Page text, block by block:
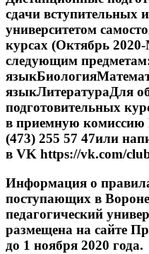
сдачи вступительных
университетом
курсах (Октябрь
следующим
языкЛитератураДля
подготовительных
в приемную
(473) 255 57 47или
в VK https://vk.com/
Информация о
поступающих в
педагогический
размещена на сайте
до 1 ноября 2020 года.